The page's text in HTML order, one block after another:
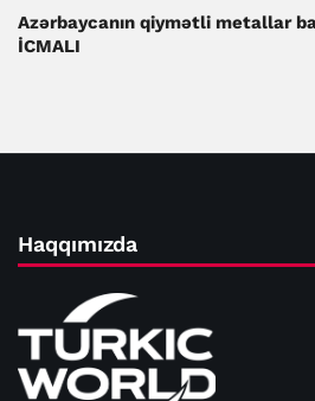
Azərbaycanın qiymətli metallar
İCMALI
Haqqımızda